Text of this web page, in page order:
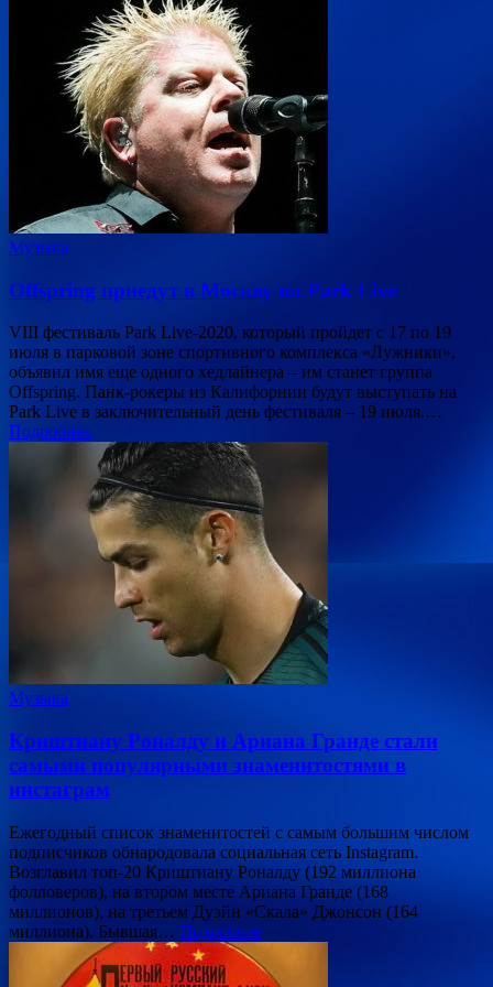
Музыка
Offspring приедут в Москву на Park Live
VIII фестиваль Park Live-2020, который пройдет с 17 по 19
июля в парковой зоне спортивного комплекса «Лужники»,
объявил имя еще одного хедлайнера – им станет группа
Offspring. Панк-рокеры из Калифорнии будут выступать на
Park Live в заключительный день фестиваля – 19 июля.…
Подробнее
Музыка
Криштиану Роналду и Ариана Гранде стали
самыми популярными знаменитостями в
инстаграм
Ежегодный список знаменитостей с самым большим числом
подписчиков обнародовала социальная сеть Instagram.
Возглавил топ-20 Криштиану Роналду (192 миллиона
фолловеров), на втором месте Ариана Гранде (168
миллионов), на третьем Дуэйн «Скала» Джонсон (164
миллиона). Бывшая… Подробнее